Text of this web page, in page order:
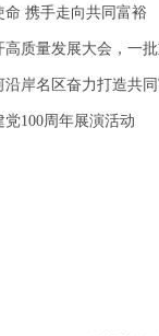
命 携手走向共同富裕
量发展大会，一批重大项
名区奋力打造共同富裕示
100周年展演活动